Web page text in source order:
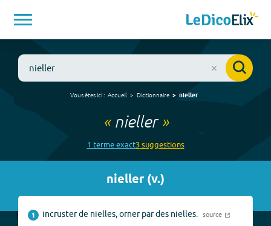
Vous êtes ici : Accueil Dictionnaire nieller
« nieller»
1 termeexact3suggestions
nieller(v.)
1 incruster de nielles, orner par des nielles. source